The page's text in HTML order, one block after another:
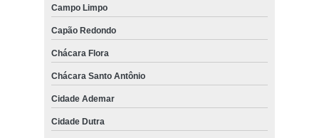
Campo Limpo
Capão Redondo
Chácara Flora
Chácara Santo Antônio
Cidade Ademar
Cidade Dutra